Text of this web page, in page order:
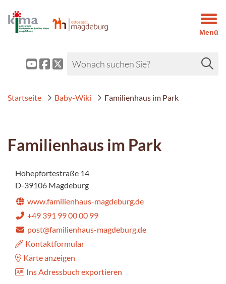
Menü
Startseite Baby-Wiki Familienhaus im Park
Familienhaus im Park
Hohepfortestraße 14
D-39106 Magdeburg
www.familienhaus-magdeburg.de
+49 391 99 00 00 99
post@familienhaus-magdeburg.de
Kontaktformular
Karte anzeigen
Ins Adressbuch exportieren